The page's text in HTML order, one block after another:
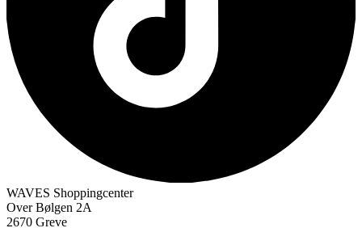
WAVES Shoppingcenter
Over Bølgen 2A
2670 Greve